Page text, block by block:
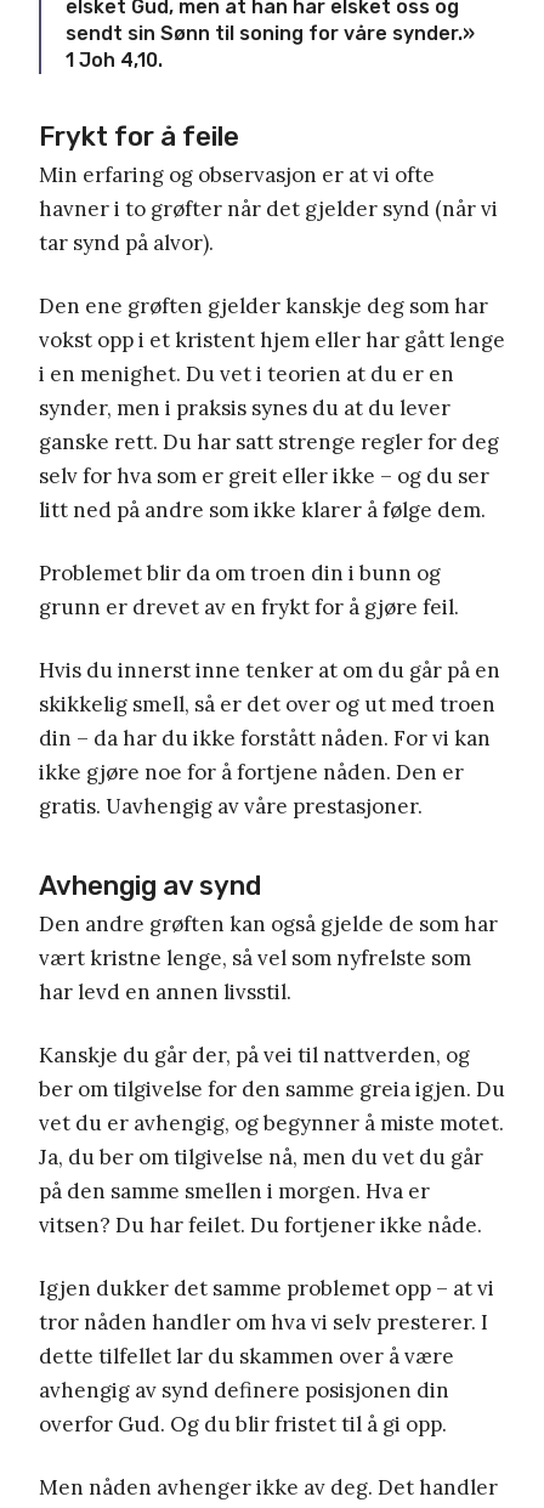
elsket Gud, men at han har elsket oss og
sendt sin Sønn til soning for våre synder.»
1 Joh 4,10.
Frykt for å feile
Min erfaring og observasjon er at vi ofte
havner i to grøfter når det gjelder synd (når vi
tar synd på alvor).
Den ene grøften gjelder kanskje deg som har
vokst opp i et kristent hjem eller har gått lenge
i en menighet. Du vet i teorien at du er en
synder, men i praksis synes du at du lever
ganske rett. Du har satt strenge regler for deg
selv for hva som er greit eller ikke – og du ser
litt ned på andre som ikke klarer å følge dem.
Problemet blir da om troen din i bunn og
grunn er drevet av en frykt for å gjøre feil.
Hvis du innerst inne tenker at om du går på en
skikkelig smell, så er det over og ut med troen
din – da har du ikke forstått nåden. For vi kan
ikke gjøre noe for å fortjene nåden. Den er
gratis. Uavhengig av våre prestasjoner.
Avhengig av synd
Den andre grøften kan også gjelde de som har
vært kristne lenge, så vel som nyfrelste som
har levd en annen livsstil.
Kanskje du går der, på vei til nattverden, og
ber om tilgivelse for den samme greia igjen. Du
vet du er avhengig, og begynner å miste motet.
Ja, du ber om tilgivelse nå, men du vet du går
på den samme smellen i morgen. Hva er
vitsen? Du har feilet. Du fortjener ikke nåde.
Igjen dukker det samme problemet opp – at vi
tror nåden handler om hva vi selv presterer. I
dette tilfellet lar du skammen over å være
avhengig av synd definere posisjonen din
overfor Gud. Og du blir fristet til å gi opp.
Men nåden avhenger ikke av deg. Det handler